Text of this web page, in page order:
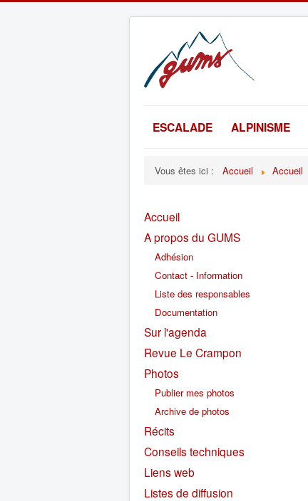
ESCALADE ALPINISME
Vous êtes ici : Accueil Accueil
Accueil
A propos du GUMS
Adhésion
Contact - Information
Liste des responsables
Documentation
Sur l'agenda
Revue Le Crampon
Photos
Publier mes photos
Archive de photos
Récits
Conseils techniques
Liens web
Listes de diffusion